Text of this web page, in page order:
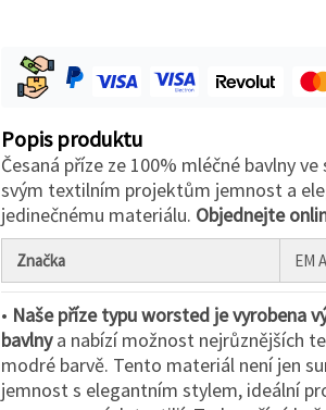
Popis produktu
Česaná příze ze 100% mléčné bavlny
svým textilním projektům jemnost a
jedinečnému materiálu. Objednejte
Značka EM
• Naše příze typu worsted je vyrobena
bavlnya nabízí možnost nejrůznějších
modré barvě. Tento materiál není jen
jemnost s elegantním stylem, ideální